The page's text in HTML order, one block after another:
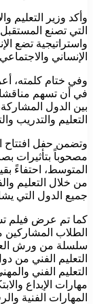
وأكد وزير التعليم
التي تصنع
واستراتيجية تضع
الإنساني
وفي ختام كلمته،
في أن تسهم
بين الدول
التعليم والتدريب
وتضمن حفل افتتاح
مصحوباً بتأثيرات
المتوسط، احتفاءً
من خلال التعليم
جميع الدول التي
كما تم عرض فيلم
الطلاب
سلسلة من ورش
التعليم الفني
التعليم الفني
مهارات الإبداع
المهارات الفنية